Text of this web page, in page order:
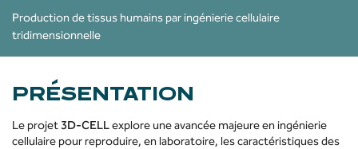
Production de tissus humains par ingénierie cellulaire
tridimensionnelle
PRÉSENTATION
Le projet 3D-CELLexplore une avancée majeure en ingénierie
cellulaire pour reproduire, en laboratoire, les caractéristiques des